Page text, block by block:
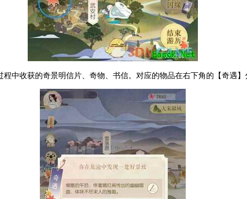
中收获的奇景明信片、奇物、书信。对应的物品在右下角的【奇遇】